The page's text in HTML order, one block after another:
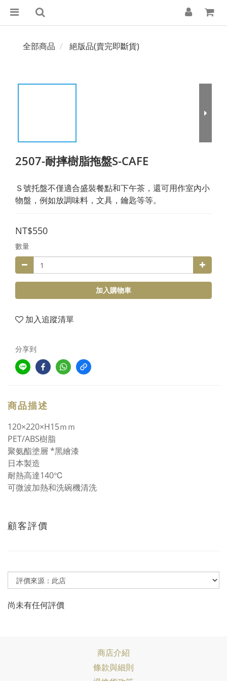
全部商品 絕版品(賣完即斷貨)
2507-耐摔樹脂拖盤S-CAFE
Ｓ號托盤不僅適合盛裝餐點和下午茶，還可用作室內小
物盤，例如放調味料，文具，鑰匙等等。
NT$550
數量
加入購物車
加入追蹤清單
分享到
商品描述
120×220×H15ｍｍ
PET/ABS樹脂
聚氨酯塗層 *黑繪漆
日本製造
耐熱高達140℃
可微波加熱和洗碗機清洗
顧客評價
尚未有任何評價
商店介紹
條款與細則